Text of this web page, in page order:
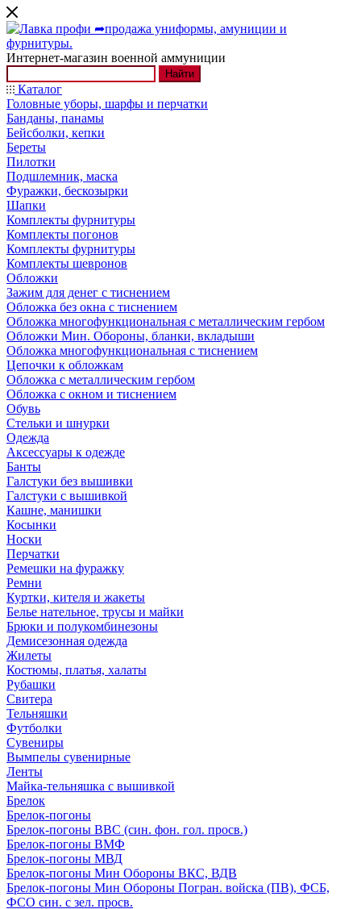
Интернет-магазин военной аммуниции
Найти
Каталог
Головные уборы, шарфы и перчатки
Банданы, панамы
Бейсболки, кепки
Береты
Пилотки
Подшлемник, маска
Фуражки, бескозырки
Шапки
Комплекты фурнитуры
Комплекты погонов
Комплекты фурнитуры
Комплекты шевронов
Обложки
Зажим для денег с тиснением
Обложка без окна с тиснением
Обложка многофункциональная с металлическим гербом
Обложки Мин. Обороны, бланки, вкладыши
Обложка многофункциональная с тиснением
Цепочки к обложкам
Обложка с металлическим гербом
Обложка с окном и тиснением
Обувь
Стельки и шнурки
Одежда
Аксессуары к одежде
Банты
Галстуки без вышивки
Галстуки с вышивкой
Кашне, манишки
Косынки
Носки
Перчатки
Ремешки на фуражку
Ремни
Куртки, кителя и жакеты
Белье нательное, трусы и майки
Брюки и полукомбинезоны
Демисезонная одежда
Жилеты
Костюмы, платья, халаты
Рубашки
Свитера
Тельняшки
Футболки
Сувениры
Вымпелы сувенирные
Ленты
Майка-тельняшка с вышивкой
Брелок
Брелок-погоны
Брелок-погоны ВВС (син. фон. гол. просв.)
Брелок-погоны ВМФ
Брелок-погоны МВД
Брелок-погоны Мин Обороны ВКС, ВДВ
Брелок-погоны Мин Обороны Погран. войска (ПВ), ФСБ,
ФСО син. с зел. просв.